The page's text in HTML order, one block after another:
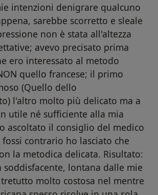
intenzioni denigrare qualcuno
sarebbe scorretto e sleale
non è stata all'altezza
avevo precisato prima
ero interessato al metodo
quello francese; il primo
(Quello dello
l'altro molto più delicato ma a
utile né sufficiente alla mia
ascoltato il consiglio del medico
contrario ho lasciato che
la metodica delicata. Risultato:
soddisfacente, lontana dalle mie
molto costosa nel mentre